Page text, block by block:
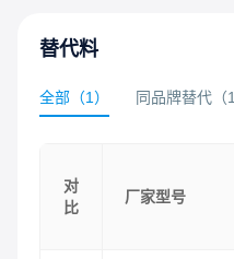
替代料
全部 （1） 同品牌替代 （1
对
比
厂家型号